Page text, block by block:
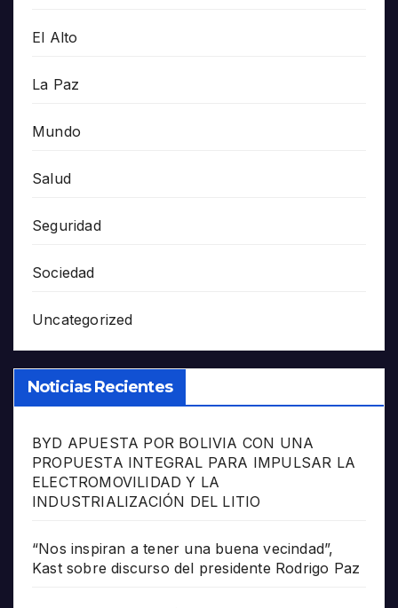
El Alto
La Paz
Mundo
Salud
Seguridad
Sociedad
Uncategorized
Noticias Recientes
BYD APUESTA POR BOLIVIA CON UNA
PROPUESTA INTEGRAL PARA IMPULSAR LA
ELECTROMOVILIDAD Y LA
INDUSTRIALIZACIÓN DEL LITIO
“Nos inspiran a tener una buena vecindad”,
Kast sobre discurso del presidente Rodrigo Paz